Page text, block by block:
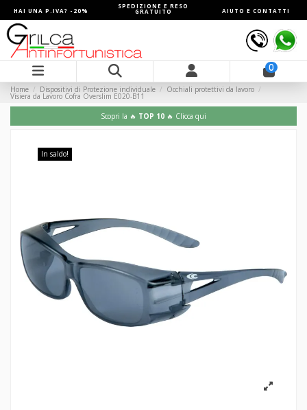
HAI UNA P.IVA? -20%
SPEDIZIONE E RESO
GRATUITO AIUTO E CONTATTI
0
Home Dispositivi di Protezione individuale Occhiali protettivi da lavoro
Visiera da Lavoro Cofra Overslim E020-B11
Scopri la 🔥 TOP 10 🔥 Clicca qui
In saldo!